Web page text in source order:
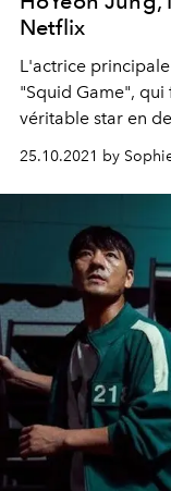
Netflix
L'actrice
"Squid Game",
véritable star en
25.10.2021 by